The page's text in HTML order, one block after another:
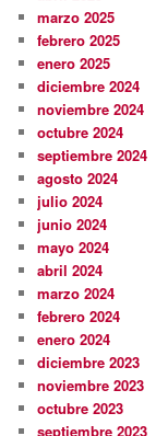
marzo 2025
febrero 2025
enero 2025
diciembre 2024
noviembre 2024
octubre 2024
septiembre 2024
agosto 2024
julio 2024
junio 2024
mayo 2024
abril 2024
marzo 2024
febrero 2024
enero 2024
diciembre 2023
noviembre 2023
octubre 2023
septiembre 2023